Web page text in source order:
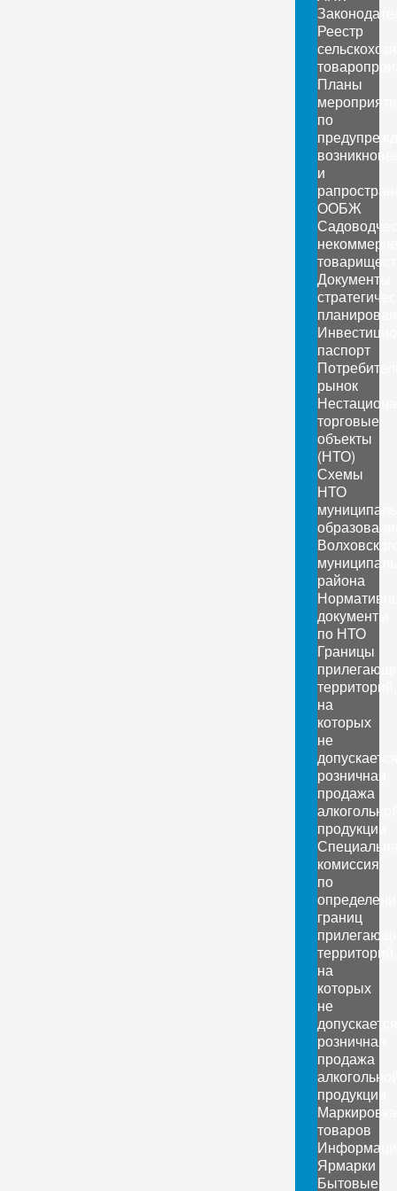
Реестр
Планы
по
и
ООБЖ
Документы
паспорт
рынок
торговые
объекты
(НТО)
Схемы
НТО
района
документы
по НТО
Границы
территорий,
на
которых
не
допускается
розничная
продажа
продукции
комиссия
по
границ
территорий,
на
которых
не
допускается
розничная
продажа
продукции
Маркировка
товаров
Ярмарки
Бытовые